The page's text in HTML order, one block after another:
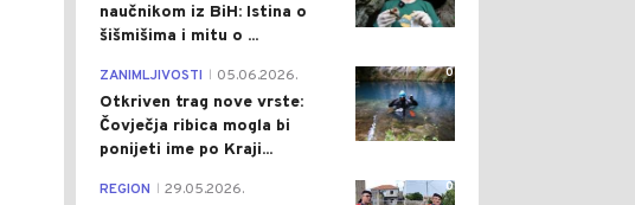
naučnikom iz BiH: Istina o
šišmišima i mitu o ...
0
ZANIMLJIVOSTI 05.06.2026.
Otkriven trag nove vrste:
Čovječja ribica mogla bi
ponijeti ime po Kraji...
0
REGION 29.05.2026.